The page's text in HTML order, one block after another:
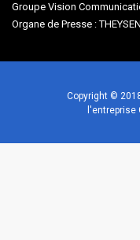
Groupe Vision
Organe de Presse :
Copyright ©
l'entreprise